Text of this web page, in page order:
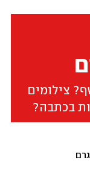
צילומים
בכתבה?